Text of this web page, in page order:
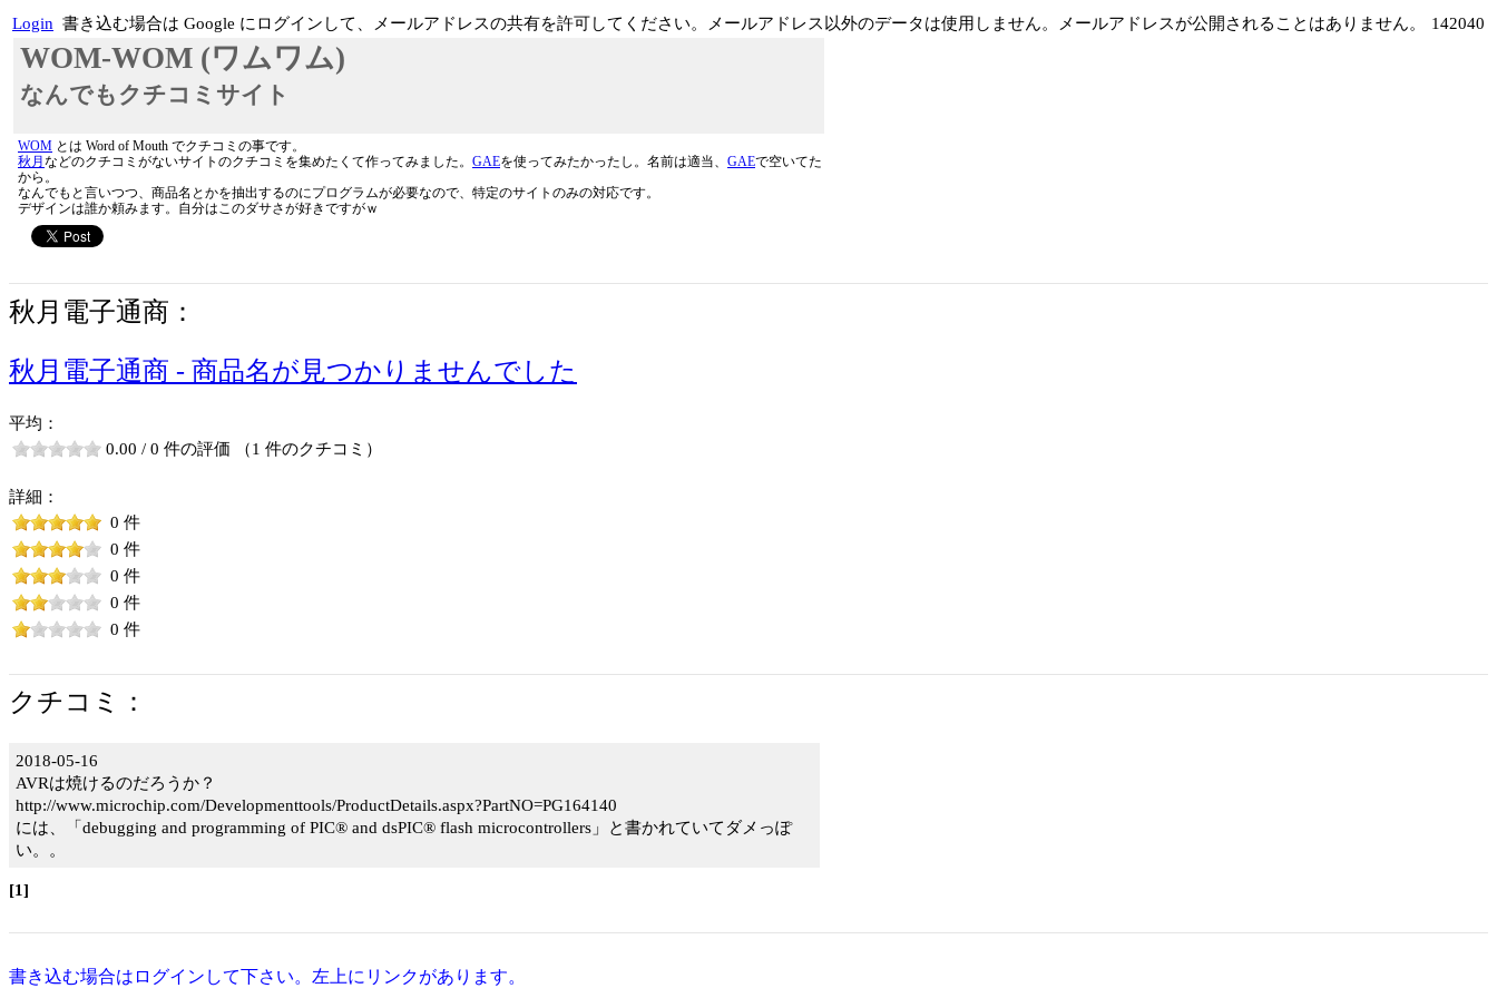
Login 書き込む場合は Google にログインして、メールアドレスの共有を許可してください。メールアドレス以外のデータは使用しません。メールアドレスが公開されることはありません。 142040
WOM-WOM (ワムワム)
なんでもクチコミサイト
WOM とは Word of Mouth でクチコミの事です。
秋月 などのクチコミがないサイトのクチコミを集めたくて作ってみました。 GAEを使ってみたかったし。名前は適当、 GAEで空いてた
から。
なんでもと言いつつ、商品名とかを抽出するのにプログラムが必要なので、特定のサイトのみの対応です。
デザインは誰か頼みます。自分はこのダサさが好きですがｗ
秋月電子通商：
秋月電子通商 - 商品名が見つかりませんでした
平均：
0.00 / 0 件の評価 （1 件のクチコミ）
詳細：
0 件
0 件
0 件
0 件
0 件
クチコミ：
2018-05-16
AVRは焼けるのだろうか？
http://www.microchip.com/Developmenttools/ProductDetails.aspx?PartNO=PG164140
には、「debugging and programming of PIC® and dsPIC® flash microcontrollers」と書かれていてダメっぽ
い。。
[1]
書き込む場合はログインして下さい。左上にリンクがあります。